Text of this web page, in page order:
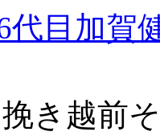
代目加賀
き越前